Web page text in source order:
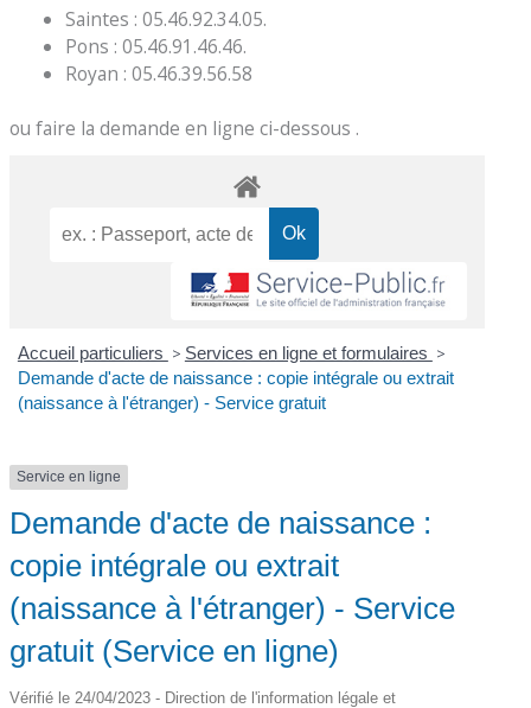
Saintes : 05.46.92.34.05.
Pons : 05.46.91.46.46.
Royan : 05.46.39.56.58
ou faire la demande en ligne ci-dessous .
Accueil particuliers > Services en ligne et formulaires >
Demande d'acte de naissance : copie intégrale ou extrait
(naissance à l'étranger) - Service gratuit
Service en ligne
Demande d'acte de naissance :
copie intégrale ou extrait
(naissance à l'étranger) - Service
gratuit (Service en ligne)
Vérifié le 24/04/2023 - Direction de l'information légale et